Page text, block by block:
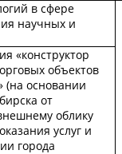
в сфере
научных и
«конструктор
объектов
(на основании
от
облику
услуг и
города